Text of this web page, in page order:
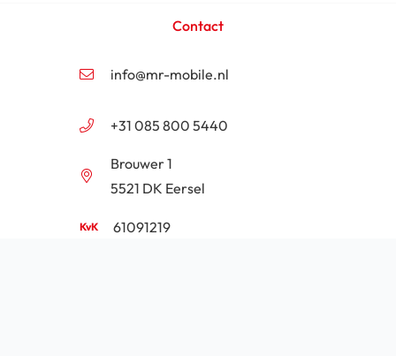
Contact
info@mr-mobile.nl
+31 085 800 5440
Brouwer 1
5521 DK Eersel
61091219